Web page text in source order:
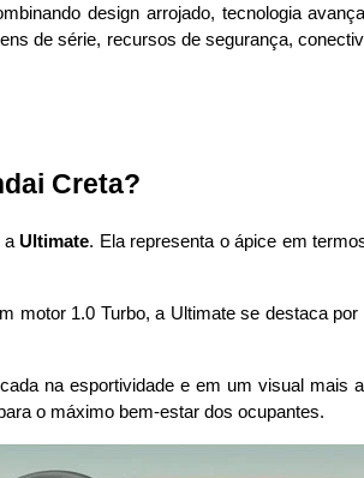
design arrojado, tecnologia
de série, recursos de segurança,
Creta?
a Ultimate. Ela representa o ápice em
motor 1.0 Turbo, a Ultimate se destaca
na esportividade e em um visual mais
o máximo bem-estar dos ocupantes.